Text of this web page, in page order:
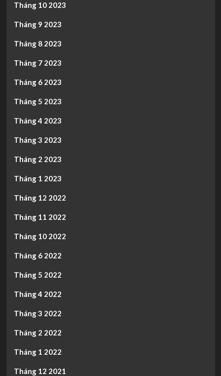
Tháng 10 2023
Tháng 9 2023
Tháng 8 2023
Tháng 7 2023
Tháng 6 2023
Tháng 5 2023
Tháng 4 2023
Tháng 3 2023
Tháng 2 2023
Tháng 1 2023
Tháng 12 2022
Tháng 11 2022
Tháng 10 2022
Tháng 6 2022
Tháng 5 2022
Tháng 4 2022
Tháng 3 2022
Tháng 2 2022
Tháng 1 2022
Tháng 12 2021